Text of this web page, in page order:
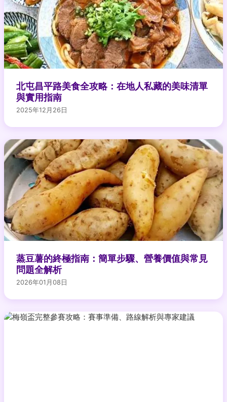
北屯昌平路美食全攻略：在地人私藏的美味清單
與實用指南
2025年12月26日
蒸豆薯的終極指南：簡單步驟、營養價值與常見
問題全解析
2026年01月08日